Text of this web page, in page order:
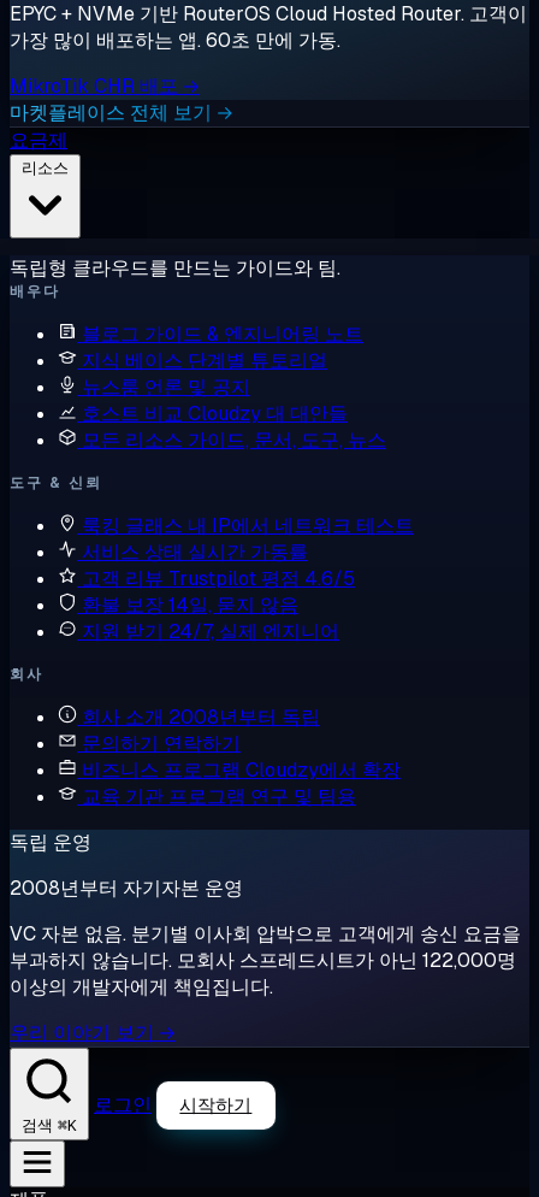
EPYC + NVMe 기반 RouterOS Cloud Hosted Router. 고객이
가장 많이 배포하는 앱. 60초 만에 가동.
MikroTik CHR 배포 →
마켓플레이스 전체 보기 →
요금제
독립형 클라우드를 만드는 가이드와 팀.
배우다
블로그 가이드 & 엔지니어링 노트
지식 베이스 단계별 튜토리얼
뉴스룸 언론 및 공지
호스트 비교 Cloudzy 대 대안들
모든 리소스 가이드, 문서, 도구, 뉴스
도구 & 신뢰
룩킹 글래스 내 IP에서 네트워크 테스트
서비스 상태 실시간 가동률
고객 리뷰 Trustpilot 평점 4.6/5
환불 보장14일, 묻지 않음
지원 받기 24/7, 실제 엔지니어
회사
회사 소개 2008년부터 독립
문의하기 연락하기
비즈니스 프로그램 Cloudzy에서 확장
교육 기관 프로그램 연구 및 팀용
독립 운영
2008년부터 자기자본 운영
VC 자본 없음. 분기별 이사회 압박으로 고객에게 송신 요금을
부과하지 않습니다. 모회사 스프레드시트가 아닌 122,000명
이상의 개발자에게 책임집니다.
우리 이야기 보기 →
검색 ⌘K
로그인 시작하기